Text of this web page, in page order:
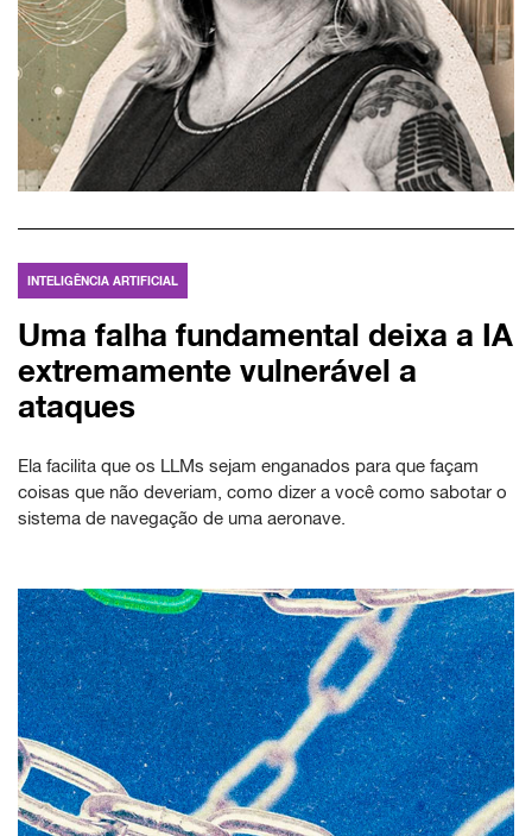
INTELIGÊNCIA ARTIFICIAL
Uma falha fundamental deixa a IA
extremamente vulnerável a
ataques
Ela facilita que os LLMs sejam enganados para que façam
coisas que não deveriam, como dizer a você como sabotar o
sistema de navegação de uma aeronave.